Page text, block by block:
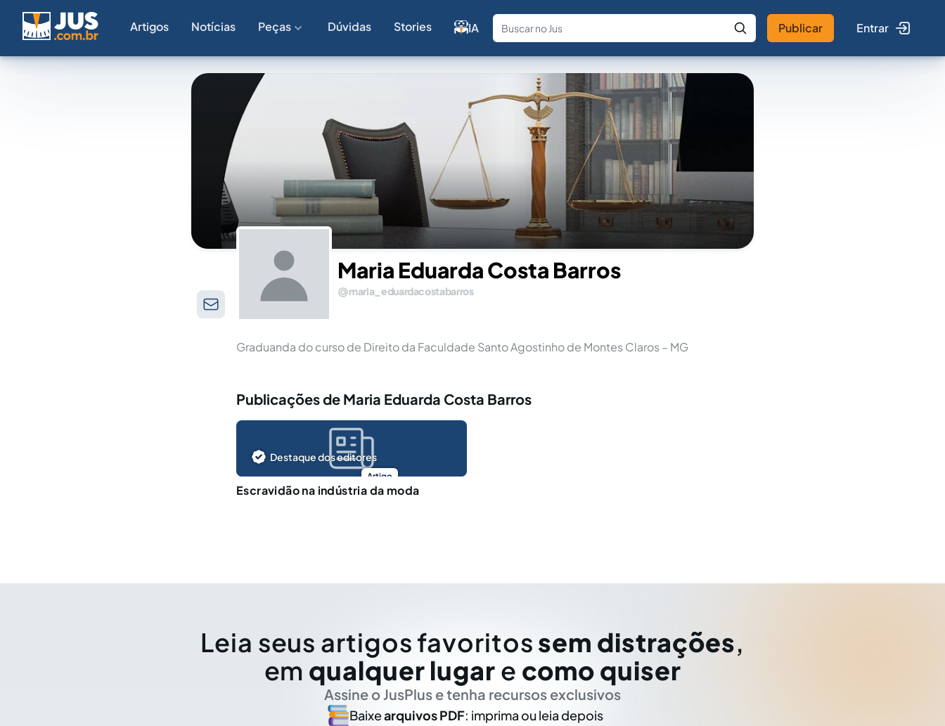
Artigos Notícias Peças Dúvidas Stories IA
Fale com a IA Buscar no Jus
Publicar Entrar
Maria Eduarda Costa Barros
maria_eduardacostabarros
Graduanda do curso de Direito da Faculdade Santo Agostinho de Montes Claros – MG
Publicações de Maria Eduarda Costa Barros
Artigo
Destaque dos editores
Escravidão na indústria da moda
Leia seus artigos favoritos sem distrações,
em qualquer lugar e como quiser
Assine o JusPlus e tenha recursos exclusivos
Baixearquivos PDF: imprima ou leia depois